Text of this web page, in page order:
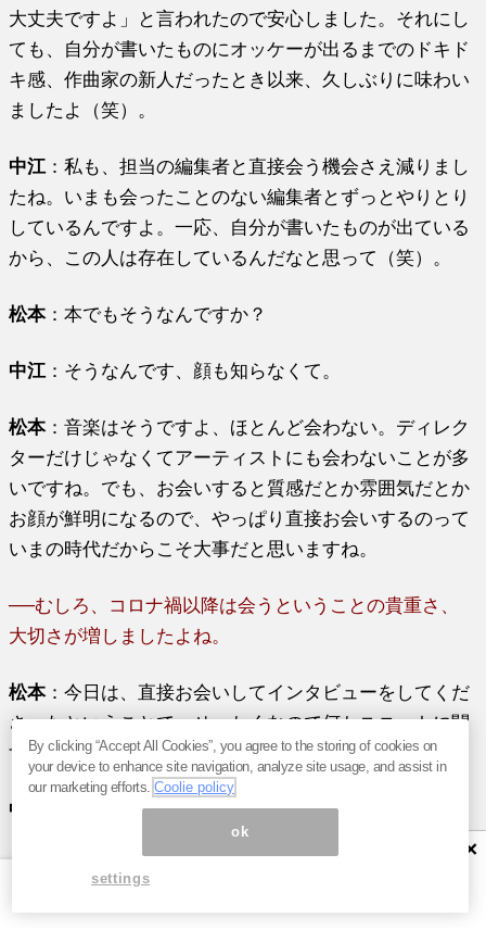
大丈夫ですよ」と言われたので安心しました。それにし
ても、自分が書いたものにオッケーが出るまでのドキド
キ感、作曲家の新人だったとき以来、久しぶりに味わい
ましたよ（笑）。
中江 ：私も、担当の編集者と直接会う機会さえ減りまし
たね。いまも会ったことのない編集者とずっとやりとり
しているんですよ。一応、自分が書いたものが出ている
から、この人は存在しているんだなと思って（笑）。
松本：本でもそうなんですか？
中江 ：そうなんです、顔も知らなくて。
松本：音楽はそうですよ、ほとんど会わない。ディレク
ターだけじゃなくてアーティストにも会わないことが多
いですね。でも、お会いすると質感だとか雰囲気だとか
お顔が鮮明になるので、やっぱり直接お会いするのって
いまの時代だからこそ大事だと思いますね。
──むしろ、コロナ禍以降は会うということの貴重さ、
大切さが増しましたよね。
松本：今日は、直接お会いしてインタビューをしてくだ
さったということで、せっかくなので何かユニットに関
するアイディアはありませんか？
中江 ：そんな無茶振りを（笑）。
×
By clicking “Accept All Cookies”, you agree to the storing of cookies on
your device to enhance site navigation, analyze site usage, and assist in
our marketing efforts.Coolie policy
ok
settings